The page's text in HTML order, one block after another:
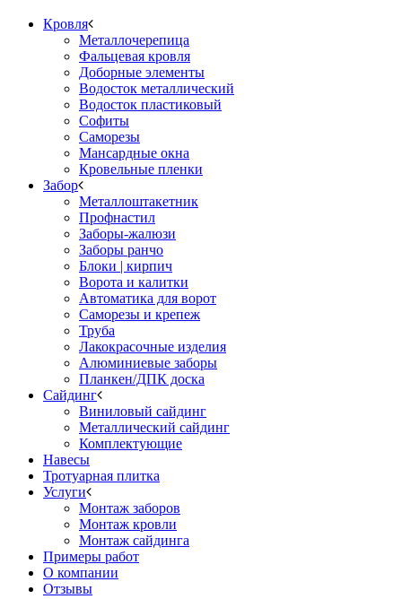
Кровля
Металлочерепица
Фальцевая кровля
Доборные элементы
Водосток металлический
Водосток пластиковый
Софиты
Саморезы
Мансардные окна
Кровельные пленки
Забор
Металлоштакетник
Профнастил
Заборы-жалюзи
Заборы ранчо
Блоки | кирпич
Ворота и калитки
Автоматика для ворот
Саморезы и крепеж
Труба
Лакокрасочные изделия
Алюминиевые заборы
Планкен/ДПК доска
Сайдинг
Виниловый сайдинг
Металлический сайдинг
Комплектующие
Навесы
Тротуарная плитка
Услуги
Монтаж заборов
Монтаж кровли
Монтаж сайдинга
Примеры работ
О компании
Отзывы